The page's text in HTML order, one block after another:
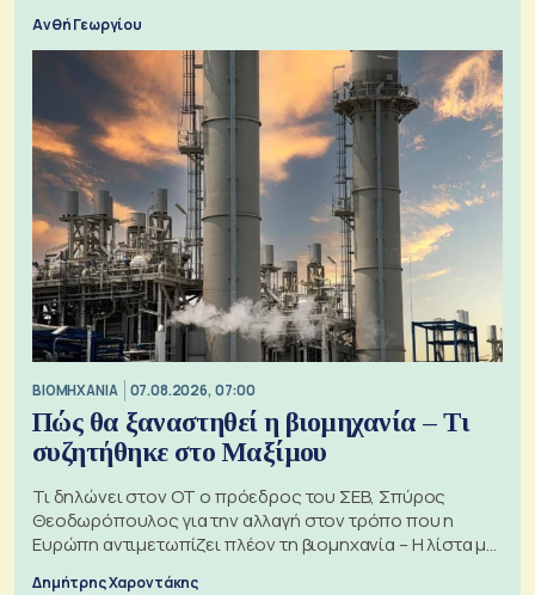
Ανθή Γεωργίου
ΒΙΟΜΗΧΑΝΙΑ 07.08.2026, 07:00
Πώς θα ξαναστηθεί η βιομηχανία – Τι
συζητήθηκε στο Μαξίμου
Τι δηλώνει στον ΟΤ ο πρόεδρος του ΣΕΒ, Σπύρος
Θεοδωρόπουλος για την αλλαγή στον τρόπο που η
Ευρώπη αντιμετωπίζει πλέον τη βιομηχανία – Η λίστα με
Δημήτρης Χαροντάκης